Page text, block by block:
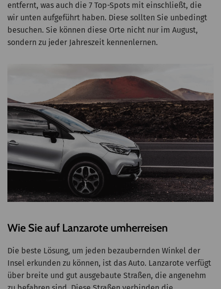
entfernt, was auch die 7 Top-Spots mit einschließt, die
wir unten aufgeführt haben. Diese sollten Sie unbedingt
besuchen. Sie können diese Orte nicht nur im August,
sondern zu jeder Jahreszeit kennenlernen.
Wie Sie auf Lanzarote umherreisen
Die beste Lösung, um jeden bezaubernden Winkel der
Insel erkunden zu können, ist das Auto. Lanzarote verfügt
über breite und gut ausgebaute Straßen, die angenehm